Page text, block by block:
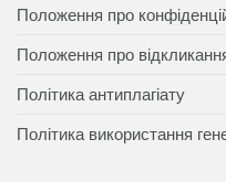
Положення про
Положення про
Політика антиплагіату
Політика використання